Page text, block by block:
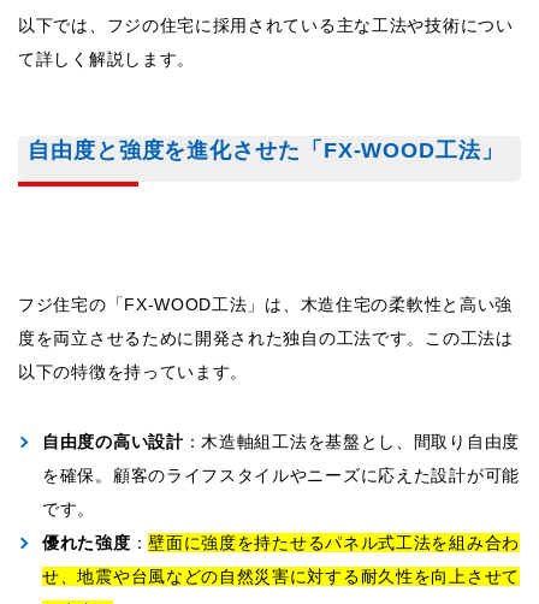
以下では、フジの住宅に採用されている主な工法や技術につい
て詳しく解説します。
自由度と強度を進化させた「FX-WOOD工法」
フジ住宅の「FX-WOOD工法」は、木造住宅の柔軟性と高い強
度を両立させるために開発された独自の工法です。この工法は
以下の特徴を持っています。
自由度の高い設計：木造軸組工法を基盤とし、間取り自由度
を確保。顧客のライフスタイルやニーズに応えた設計が可能
です。
優れた強度 ：壁面に強度を持たせるパネル式工法を組み合わ
せ、地震や台風などの自然災害に対する耐久性を向上させて